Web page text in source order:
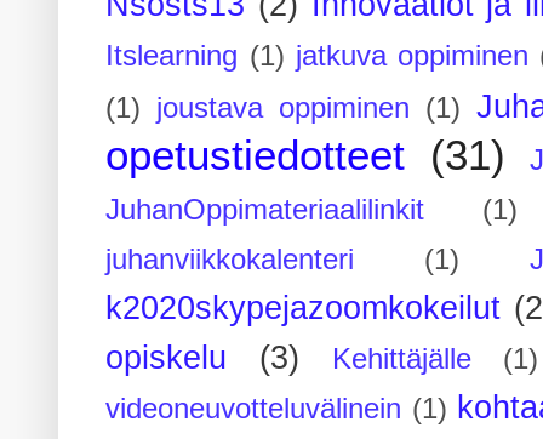
Itslearning (1) jatkuva oppiminen
(1) joustava oppiminen (1)
opetustiedotteet (31)
JuhanOppimateriaalilinkit
(1)
juhanviikkokalenteri
(1)
k2020skypejazoomkokeilut
opiskelu
(3) Kehittäjälle
(1)
videoneuvotteluvälinein (1)